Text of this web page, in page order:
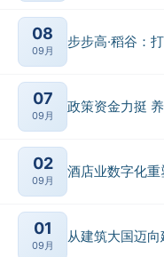
08
09月
步步高·稻谷：
07
09月
政策资金力挺
02
09月
酒店业数字化
01
09月
从建筑大国迈